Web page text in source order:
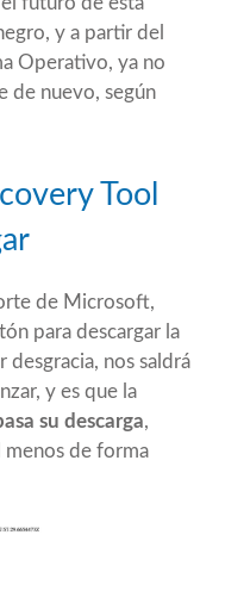
y a partir del
Operativo, ya no
de nuevo, según
Tool
de Microsoft,
para descargar la
desgracia, nos saldrá
y es que la
su descarga,
menos de forma